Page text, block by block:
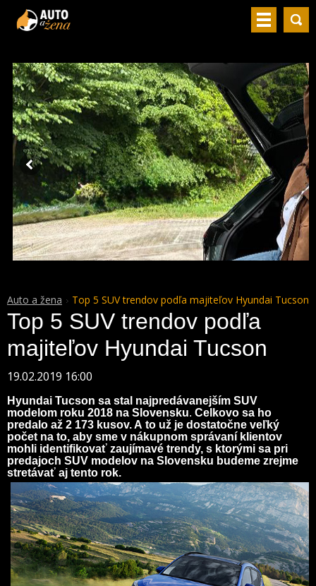
Auto a žena Top 5 SUV trendov podľa majiteľov Hyundai Tucson
Top 5 SUV trendov podľa
majiteľov Hyundai Tucson
19.02.2019 16:00
Hyundai Tucson sa stal najpredávanejším SUV
modelom roku 2018 na Slovensku. Celkovo sa ho
predalo až 2 173 kusov. A to už je dostatočne veľký
počet na to, aby sme v nákupnom správaní klientov
mohli identifikovať zaujímavé trendy, s ktorými sa pri
predajoch SUV modelov na Slovensku budeme zrejme
stretávať aj tento rok.